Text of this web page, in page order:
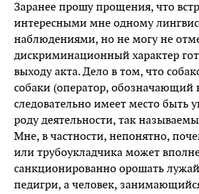
Заранее прошу прощения, что
интересными мне одному
наблюдениями, но не могу не
дискриминационный характер
выходу акта. Дело в том, что
собаки (оператор, обозначающий
следовательно имеет место быть
роду деятельности, так
Мне, в частности, непонятно,
или трубоукладчика может
санкционированно орошать
педигри, а человек,